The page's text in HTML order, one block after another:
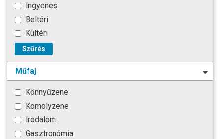
Ingyenes
Beltéri
Kültéri
Szűrés
Műfaj
Könnyűzene
Komolyzene
Irodalom
Gasztronómia